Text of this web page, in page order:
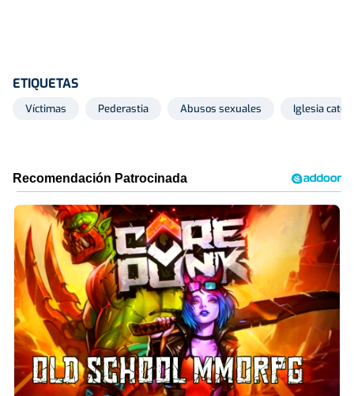
ETIQUETAS
Víctimas Pederastia Abusos sexuales Iglesia